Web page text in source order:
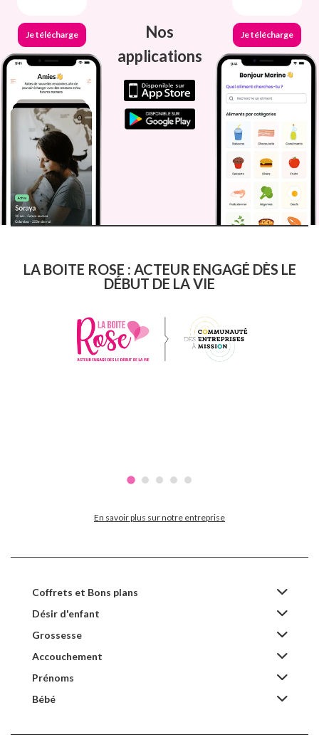
Je télécharge
Nos
applications
Je télécharge
LA BOITE ROSE : ACTEUR ENGAGÉ DÈS LE
DÉBUT DE LA VIE
En savoir plus sur notre entreprise
Coffrets et Bons plans
Désir d'enfant
Grossesse
Accouchement
Prénoms
Bébé